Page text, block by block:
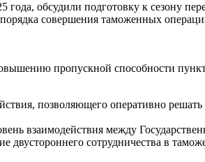
года, обсудили подготовку к сезону
совершения таможенных
пропускной способности
позволяющего оперативно
взаимодействия между
двустороннего сотрудничества в